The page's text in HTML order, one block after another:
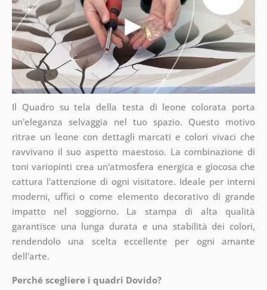
Il Quadro su tela della testa di leone colorata porta
un'eleganza selvaggia nel tuo spazio. Questo motivo
ritrae un leone con dettagli marcati e colori vivaci che
ravvivano il suo aspetto maestoso. La combinazione di
toni variopinti crea un'atmosfera energica e giocosa che
cattura l'attenzione di ogni visitatore. Ideale per interni
moderni, uffici o come elemento decorativo di grande
impatto nel soggiorno. La stampa di alta qualità
garantisce una lunga durata e una stabilità dei colori,
rendendolo una scelta eccellente per ogni amante
dell'arte.
Perché scegliere i quadri Dovido?